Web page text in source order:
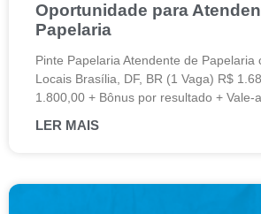
Oportunidade para
Papelaria
Pinte Papelaria Atendente de Papelaria
Locais Brasília, DF, BR (1 Vaga) R$
1.800,00 + Bônus por resultado + Vale-
LER MAIS